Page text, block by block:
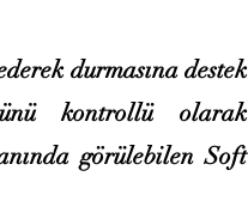
durmasına destek
kontrollü olarak
görülebilen Soft